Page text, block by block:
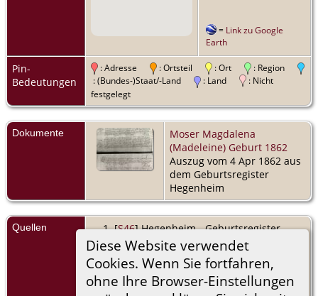
Diese Website verwendet
Cookies. Wenn Sie fortfahren,
ohne Ihre Browser-Einstellungen
= Link zu Google
Earth
Pin-
Bedeutungen
: Adresse : Ortsteil : Ort
: Region
: (Bundes-)Staat/-Land
: Land
: Nicht
festgelegt
Dokumente
Moser Magdalena
(Madeleine) Geburt 1862
Auszug vom 4 Apr 1862 aus
dem Geburtsregister
Hegenheim
Quellen [S46] Hegenheim - Geburtsregister.
Eintrag No. 24 vom 4 Apr 1862
[S45] Hegenheim - Heiratsregister.
Microfilm - Hegenheim NMD 1883 -